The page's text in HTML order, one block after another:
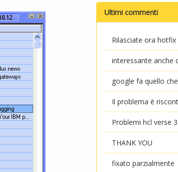
Ultimi commenti
Rilasciate ora hotfix
interessante anche
google fa quello
Il problema è
Problemi hcl verse
THANK YOU
fixato parzialmente